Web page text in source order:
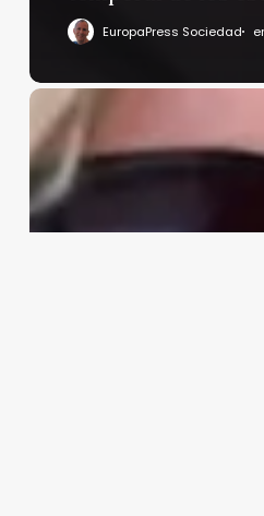
EuropaPress Sociedad
Bárbara
Rey
matiza
sus
palabras
sobre